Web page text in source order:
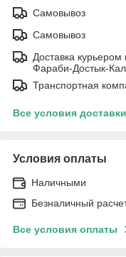
Самовывоз
Самовывоз
Доставка
Фараби-Достык-
Транспортная
Все условия доставки
Условия оплаты
Наличными
Безналичный
Все условия оплаты